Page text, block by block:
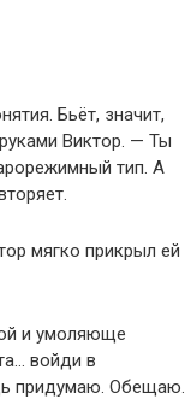
Бьёт, значит,
Виктор. — Ты
тип. А
мягко прикрыл ей
и умоляюще
войди в
придумаю. Обещаю.